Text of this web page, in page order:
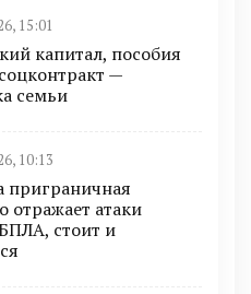
15:01
капитал, пособия
—
семьи
10:13
отражает атаки
стоит и